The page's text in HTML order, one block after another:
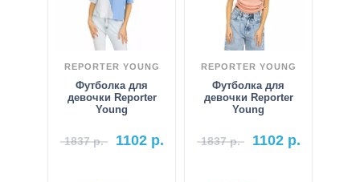
REPORTER YOUNG
Футболка для
девочки Reporter
Young
1837р. 1102р.
REPORTER YOUNG
Футболка для
девочки Reporter
Young
1837р. 1102р.